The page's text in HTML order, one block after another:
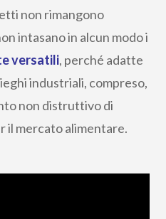
non rimangono
intasano in alcun modo i
versatili, perché adatte
industriali, compreso,
non distruttivo di
mercato alimentare.